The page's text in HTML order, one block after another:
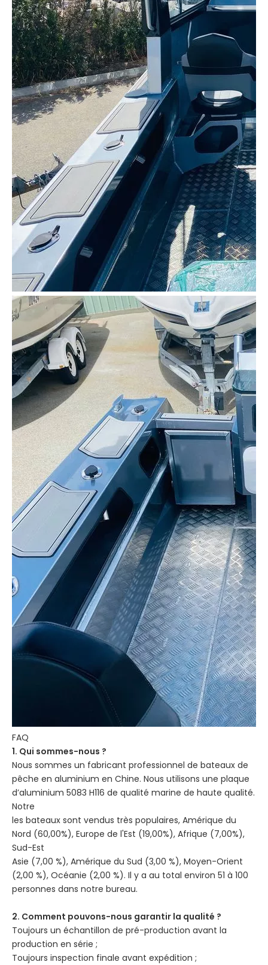
FAQ
1. Qui sommes-nous ?
Nous sommes un fabricant professionnel de bateaux de
pêche en aluminium en Chine. Nous utilisons une plaque
d’aluminium 5083 H116 de qualité marine de haute qualité.
Notre
les bateaux sont vendus très populaires, Amérique du
Nord (60,00%), Europe de l'Est (19,00%), Afrique (7,00%),
Sud-Est
Asie (7,00 %), Amérique du Sud (3,00 %), Moyen-Orient
(2,00 %), Océanie (2,00 %). Il y a au total environ 51 à 100
personnes dans notre bureau.
2. Comment pouvons-nous garantir la qualité ?
Toujours un échantillon de pré-production avant la
production en série ;
Toujours inspection finale avant expédition ;